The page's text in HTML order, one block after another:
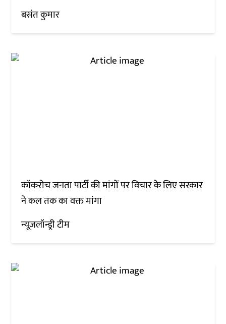
बसंत कुमार
कॉकरोच जनता पार्टी की मांगों पर विचार के लिए सरकार
ने कल तक का वक्त मांगा
न्यूज़लॉन्ड्री टीम